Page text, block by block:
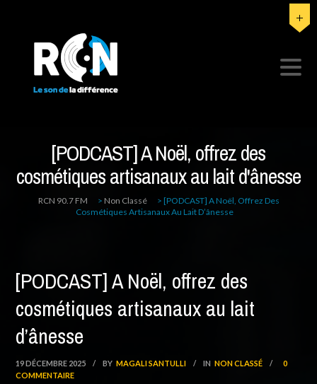
[PODCAST] A Noël, offrez des
cosmétiques artisanaux au lait d'ânesse
RCN 90.7 FM > Non Classé > [PODCAST] A Noël, Offrez Des
Cosmétiques Artisanaux Au Lait D’ânesse
[PODCAST] A Noël, offrez des
cosmétiques artisanaux au lait
d’ânesse
19 DÉCEMBRE 2025 / BY MAGALI SANTULLI / IN NON CLASSÉ /
0
COMMENTAIRE